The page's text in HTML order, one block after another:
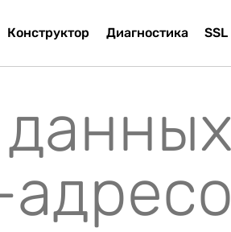
Конструктор Диагностика SSL